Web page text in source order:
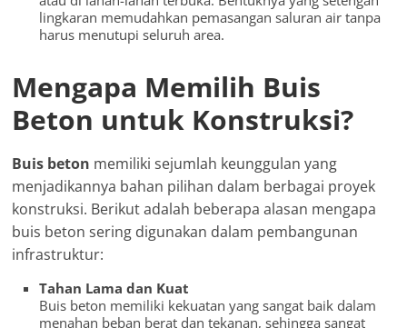
lingkaran memudahkan pemasangan saluran air tanpa
harus menutupi seluruh area.
Mengapa Memilih Buis
Beton untuk Konstruksi?
Buis beton memiliki sejumlah keunggulan yang
menjadikannya bahan pilihan dalam berbagai proyek
konstruksi. Berikut adalah beberapa alasan mengapa
buis beton sering digunakan dalam pembangunan
infrastruktur:
Tahan Lama dan Kuat
Buis beton memiliki kekuatan yang sangat baik dalam
menahan beban berat dan tekanan, sehingga sangat